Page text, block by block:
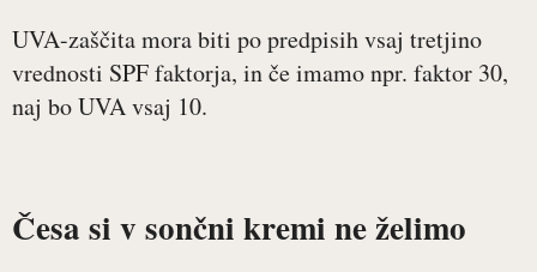
UVA-zaščita mora biti po predpisih vsaj tretjino
vrednosti SPF faktorja, in če imamo npr. faktor 30,
naj bo UVA vsaj 10.
Česa si v sončni kremi ne želimo